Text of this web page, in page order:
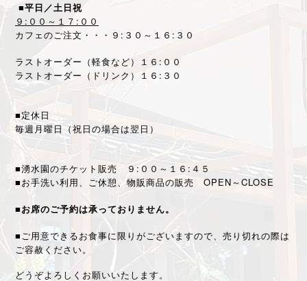
■平日／土日祝
９:００～１７:００
カフェのご注文・・・９:３０～１６:３０
ラストオーダー（軽食など）１６:００
ラストオーダー（ドリンク）１６:３０
■定休日
毎週月曜日（祝日の場合は翌日）
■湧水園のチケット販売 ９:００～１６:４５
■お手洗い利用、ご休憩、物販商品の販売 OPEN～CLOSE
■お席のご予約は承っておりません。
■ご用意できるお食事に限りがございますので、売り切れの際は
ご容赦ください。
どうぞよろしくお願いいたします。